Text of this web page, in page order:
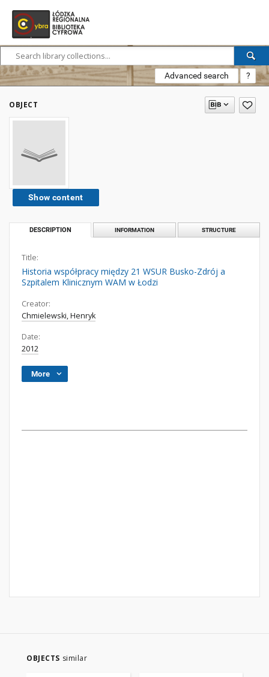
Advanced search ?
OBJECT
Show content
DESCRIPTION INFORMATION STRUCTURE
Title:
Historia współpracy między 21 WSUR Busko-Zdrój a
Szpitalem Klinicznym WAM w Łodzi
Creator:
Chmielewski, Henryk
Date:
2012
More
OBJECTS similar